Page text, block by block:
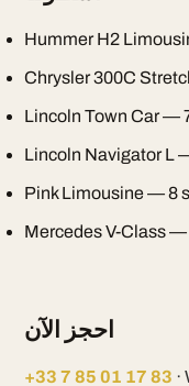
Hummer H2
Chrysler 300C
Lincoln Town Car —
Lincoln Navigator L
Pink Limousine — 8
Mercedes V-Class —
احجز الآن
+33 7 85 01 17 83 ·